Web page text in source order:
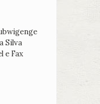
Silva
e Fax